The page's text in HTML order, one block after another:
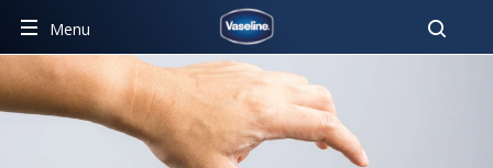
Menu
PENYEBAB DAN CARA